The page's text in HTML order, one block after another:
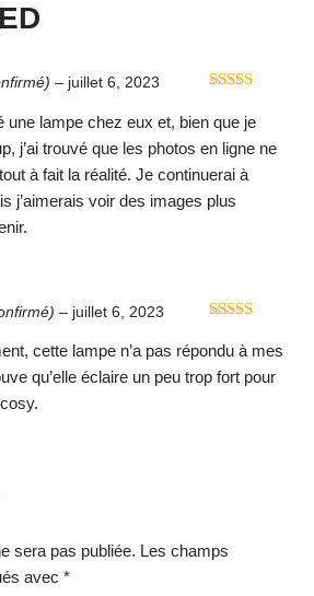
sur 5
– juillet 6, 2023
une lampe chez eux et, bien que je
j’ai trouvé que les photos en ligne ne
à fait la réalité. Je continuerai à
j’aimerais voir des images plus
sur 5
– juillet 6, 2023
cette lampe n’a pas répondu à mes
qu’elle éclaire un peu trop fort pour
sera pas publiée. Les champs
avec *